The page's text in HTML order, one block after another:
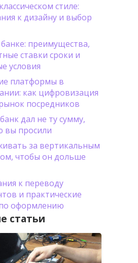
стиле:
к дизайну и выбор
преимущества,
ставки сроки и
условия
платформы в
как цифровизация
посредников
дал не ту сумму,
вы просили
за вертикальным
чтобы он дольше
к переводу
и практические
оформлению
статьи